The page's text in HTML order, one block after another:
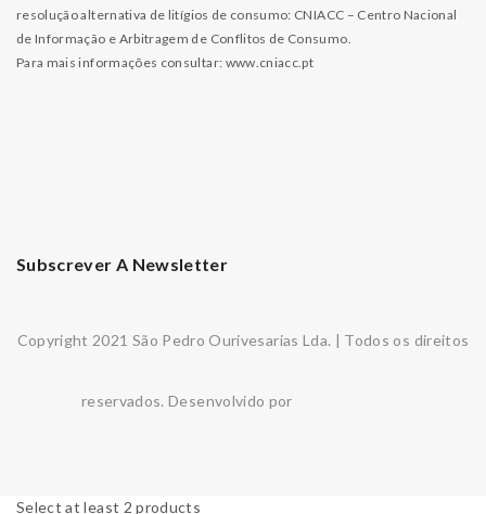
resolução alternativa de litígios de consumo: CNIACC – Centro Nacional
de Informação e Arbitragem de Conflitos de Consumo.
Para mais informações consultar: www.cniacc.pt
Subscrever A Newsletter
Copyright 2021 São Pedro Ourivesarias Lda. | Todos os direitos
reservados. Desenvolvido por
Select at least 2 products